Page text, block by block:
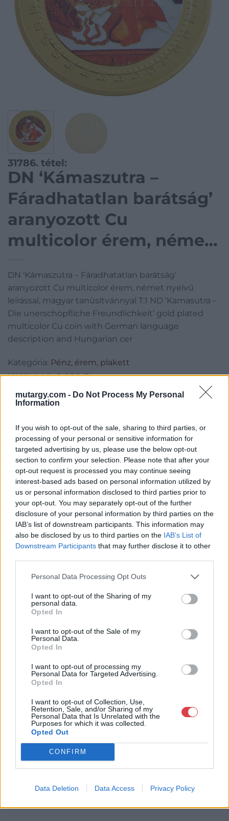
mutargy.com - Do Not Process My Personal
Information
If you wish to opt-out of the sale, sharing to third parties, or
processing of your personal or sensitive information for
targeted advertising by us, please use the below opt-out
section to confirm your selection. Please note that after your
opt-out request is processed you may continue seeing
interest-based ads based on personal information utilized by
us or personal information disclosed to third parties prior to
your opt-out. You may separately opt-out of the further
disclosure of your personal information by third parties on the
IAB’s list of downstream participants. This information may
also be disclosed by us to third parties on the IAB’s List of
Downstream Participants that may further disclose it to other
Personal Data Processing Opt Outs
I want to opt-out of the Sharing of my
personal data.
Opted In
I want to opt-out of the Sale of my
Personal Data.
Opted In
I want to opt-out of processing my
Personal Data for Targeted Advertising.
Opted In
I want to opt-out of Collection, Use,
Retention, Sale, and/or Sharing of my
Personal Data that Is Unrelated with the
Purposes for which it was collected.
Opted Out
CONFIRM
Data Deletion Data Access Privacy Policy
31786. tétel:
DN ‘Kámaszutra –
Fáradhatatlan barátság’
aranyozott Cu
multicolor érem, német
tanúsítvánnyal T:1 ND
‘Kamasutra – Die
unerschöpfliche
Freundlichkeit’ gold
plated multicolor Cu
coin with German
language
DN ‘Kámaszutra – Fáradhatatlan barátság’
aranyozott Cu multicolor érem, német nyelvű
leírással, magyar tanúsítvánnyal T:1 ND ‘Kamasutra –
Die unerschöpfliche Freundlichkeit’ gold plated
multicolor Cu coin with German language
description and Hungarian cer
Kategória: Pénz, érem, plakett
Kikiáltási ár:2 000Ft
Aukció adatai
Aukció dátuma: 2022.09.08
Aukció ideje: 19:00
Aukció helye: 1061 Budapest, Andrássy út 16.
Tételszám: 31786
Eladó adatai
Eladó:Darabanth Kft
Cím: Csonka Krisztián
Darabanth Bélyegkereskedelmi és
Budapest
Andrássy út 16.
4035
után kerülnek a vevő tulajdonába. Ha a tételt nem személyesen
veszik át, a vevő a postaköltség, biztosítási díj megfizetésére is
GALÉRIA TOVÁBBI MŰTÁRGYAI
KAPCSOLÓDÓ MŰTÁRGYAK